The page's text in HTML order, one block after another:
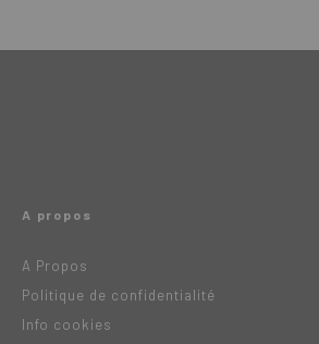
A propos
A Propos
Politique de confidentialité
Info cookies